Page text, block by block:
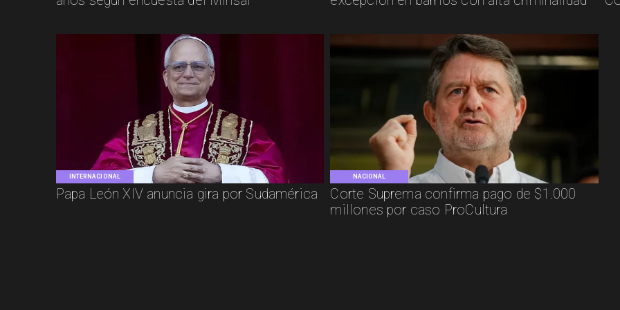
INTERNACIONAL
Papa León XIV anuncia gira por Sudamérica
NACIONAL
Corte Suprema confirma pago de $1.000
millones por caso ProCultura